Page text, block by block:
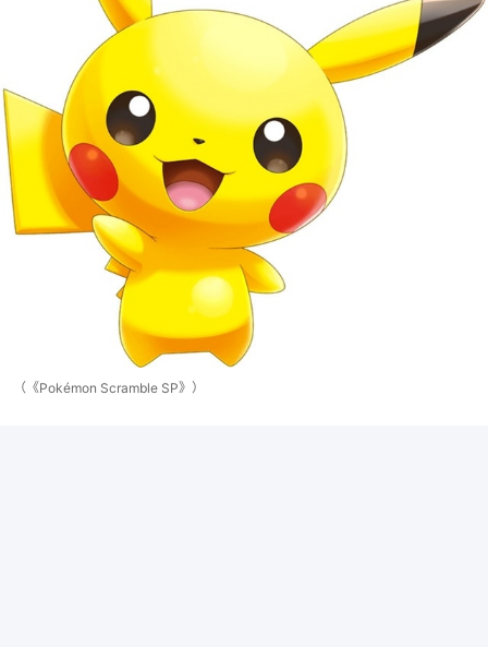
（《Pokémon Scramble SP》）